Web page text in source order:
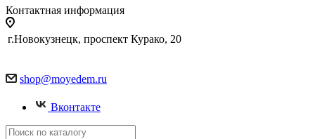
Контактная информация
г.Новокузнецк, проспект Курако, 20
shop@moyedem.ru
Вконтакте